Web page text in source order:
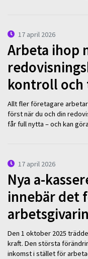
17 april 2026
Arbeta ihop
kontroll
Allt fler företagare
först när du och din
får full nytta – och kan
17 april 2026
Nya a-
innebär det
Den 1 oktober 2025
kraft. Den största
inkomst i stället för